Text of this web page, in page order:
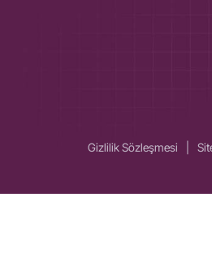
Gizlilik Sözleşmesi